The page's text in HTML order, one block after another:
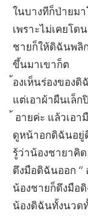
ในบางทีก็ป่ายมา
เพราะไม่เคยโ
ชายก็ให้ดิฉันพลิ
ขึ้นมาเขาก็ต
องเห็นร่องของ
แต่เอาผ้าผืนเล็ก
อายค่ะ แล้วเอ
ดูหน้าอกดิฉันอยู่
รู้ว่าน้องชายาคิ
ดึงมือดิฉันออก “
น้องชายก็ดึงมือ
น้องดิฉันทั้งนวด